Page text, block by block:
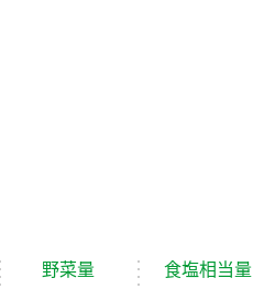
野菜量 食塩相当量